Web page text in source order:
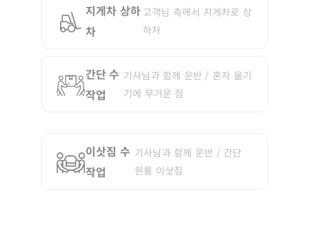
지게차 상하
차
고객님 측에서 지게차로 상
하차
간단 수
작업
기사님과 함께 운반 / 혼자 옮기
기에 무거운 짐
이삿짐 수
작업
기사님과 함께 운반 / 간단
원룸 이삿짐